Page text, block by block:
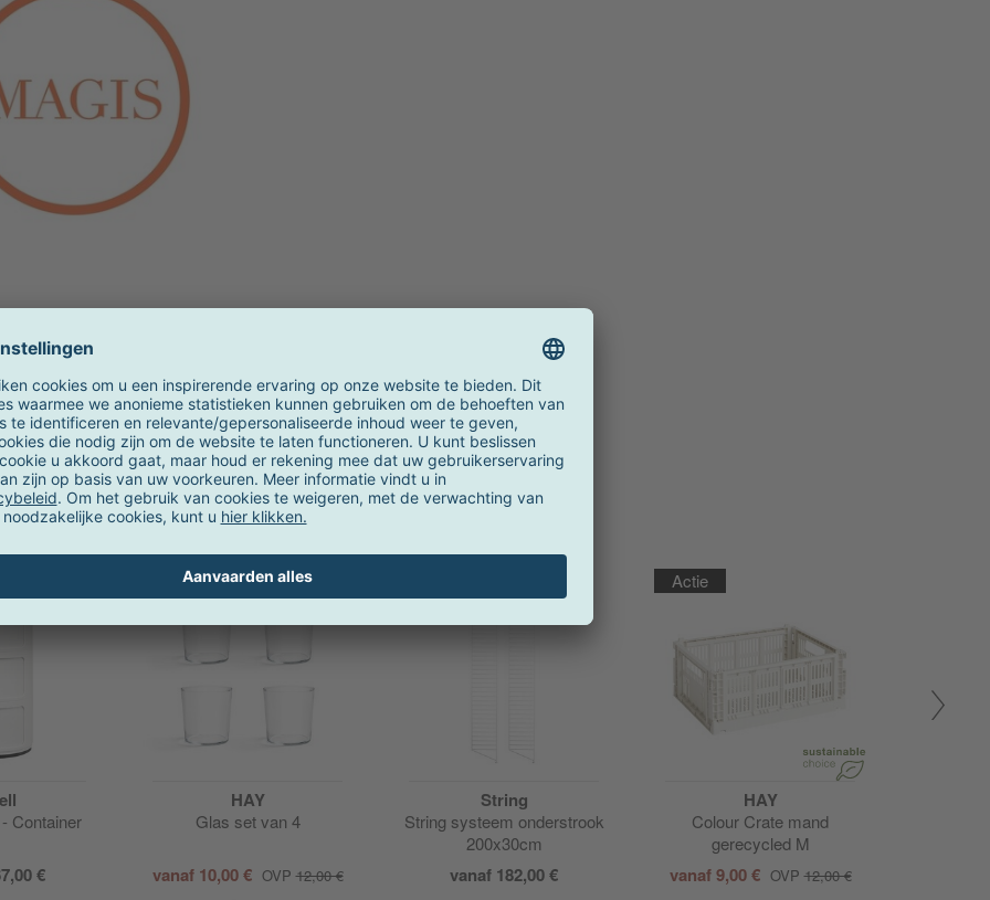
56.5x34x45cm lxbxh: 31cm
Onze aanbevelingen voor u
Container
€
Actie
HAY
Glas set van 4
vanaf 10,00 € OVP12,00 €
String
String systeem onderstrook
200x30cm
vanaf 182,00 €
Actie
HAY
Colour Crate mand
gerecycled M
vanaf9,00 € OVP12,00 €